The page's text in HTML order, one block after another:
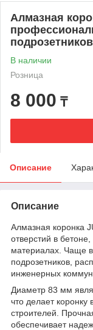
Алмазная
подрозетников
В наличии
Розница
8 000 ₸
Описание
Описание
Алмазная коронка
отверстий в
материалах. Чаще
подрозетников,
инженерных
Диаметр 83 мм
что делает коронку
строителей.
обеспечивает